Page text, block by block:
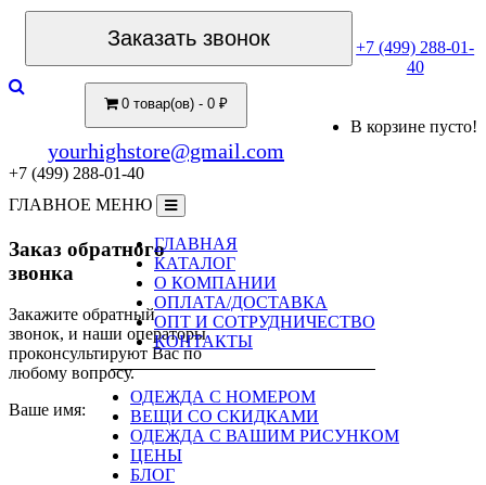
Заказать звонок
+7 (499) 288-01-
40
0 товар(ов) - 0 ₽
В корзине пусто!
yourhighstore@gmail.com
+7 (499) 288-01-40
ГЛАВНОЕ МЕНЮ
ГЛАВНАЯ
КАТАЛОГ
О КОМПАНИИ
ОПЛАТА/ДОСТАВКА
ОПТ И СОТРУДНИЧЕСТВО
КОНТАКТЫ
ОДЕЖДА С НОМЕРОМ
ВЕЩИ СО СКИДКАМИ
ОДЕЖДА С ВАШИМ РИСУНКОМ
ЦЕНЫ
БЛОГ
Заказ обратного
звонка
Закажите обратный
звонок, и наши операторы
проконсультируют Вас по
любому вопросу.
Ваше имя: